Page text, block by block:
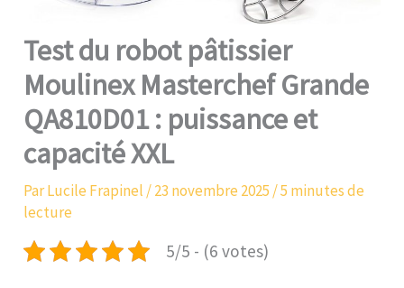
Test du robot pâtissier
Moulinex Masterchef Grande
QA810D01 : puissance et
capacité XXL
ParLucile Frapinel /23 novembre 2025 /5 minutes de
lecture
5/5 - (6 votes)